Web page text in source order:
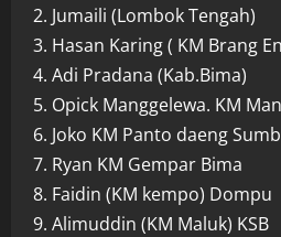
2. Jumaili (Lombok Tengah)
3. Hasan Karing ( KM Brang
4. Adi Pradana (Kab.Bima)
5. Opick Manggelewa. KM
6. Joko KM Panto daeng
7. Ryan KM Gempar Bima
8. Faidin (KM kempo) Dompu
9. Alimuddin (KM Maluk) KSB